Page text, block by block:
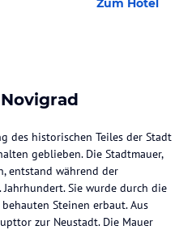
Zum Hotel
des historischen Teiles der Stadt
geblieben. Die Stadtmauer,
entstand während der
Sie wurde durch die
Steinen erbaut. Aus
zur Neustadt. Die Mauer